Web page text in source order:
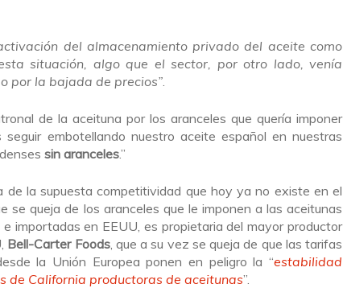
del almacenamiento privado del aceite como
situación, algo que el sector, por otro lado, venía
por la bajada de precios”.
de la aceituna por los aranceles que quería imponer
seguir embotellando nuestro aceite español en nuestras
sin aranceles.”
de la supuesta competitividad que hoy ya no existe en el
se queja de los aranceles que le imponen a las aceitunas
importadas en EEUU, es propietaria del mayor productor
Bell-Carter Foods, que a su vez se queja de que las tarifas
la Unión Europea ponen en peligro la “estabilidad
de California productoras de aceitunas”.